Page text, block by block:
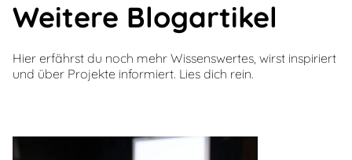
Weitere Blogartikel
Hier erfährst du noch mehr Wissenswertes, wirst inspiriert
und über Projekte informiert. Lies dich rein.